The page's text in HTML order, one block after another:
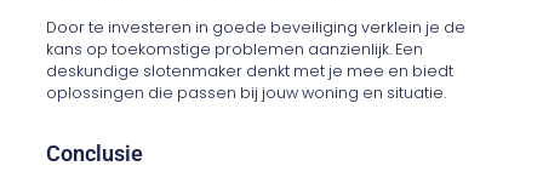
Door te investeren in goede beveiliging verklein je de
kans op toekomstige problemen aanzienlijk. Een
deskundige slotenmaker denkt met je mee en biedt
oplossingen die passen bij jouw woning en situatie.
Conclusie